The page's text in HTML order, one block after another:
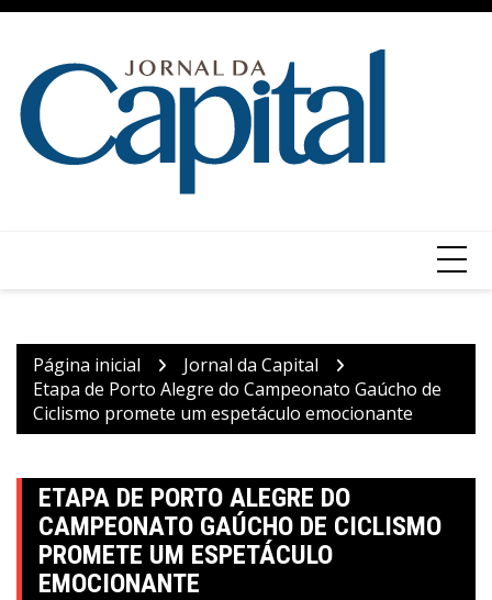
Ir
conteúdo
Página inicial
Jornal da Capital
Etapa de Porto Alegre do Campeonato Gaúcho de
Ciclismo promete um espetáculo emocionante
ETAPA DE PORTO ALEGRE DO
CAMPEONATO GAÚCHO DE CICLISMO
PROMETE UM ESPETÁCULO
EMOCIONANTE